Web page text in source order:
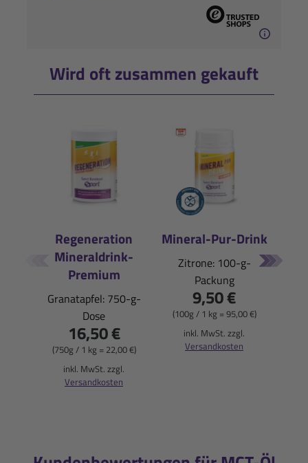
Wird oft zusammen gekauft
Regeneration
Mineraldrink-
Premium
Granatapfel: 750-g-
Dose
16,50 €
(750g / 1 kg = 22,00 €)
inkl. MwSt. zzgl.
Versandkosten
Mineral-Pur-Drink
Zitrone: 100-g-
Packung
9,50 €
(100g / 1 kg = 95,00 €)
inkl. MwSt. zzgl.
Versandkosten